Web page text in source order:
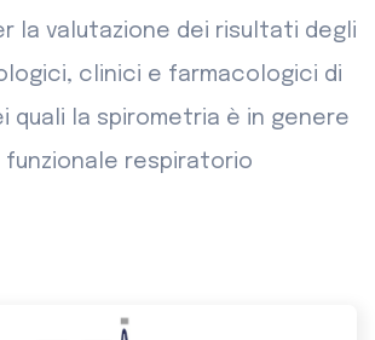
la valutazione dei risultati degli
clinici e farmacologici di
quali la spirometria è in genere
funzionale respiratorio